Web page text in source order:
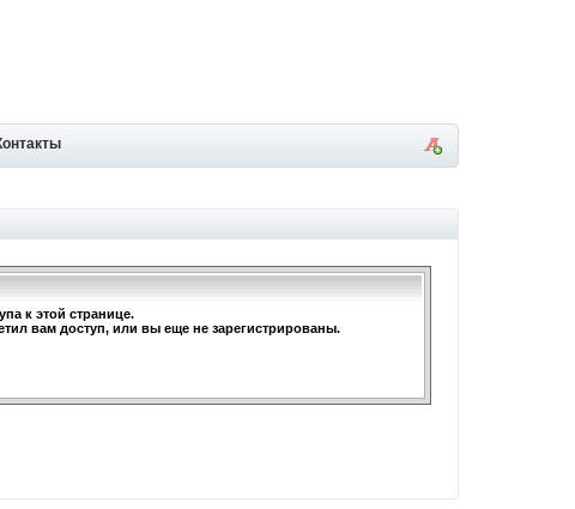
к этой странице.
вам доступ, или вы еще не зарегистрированы.